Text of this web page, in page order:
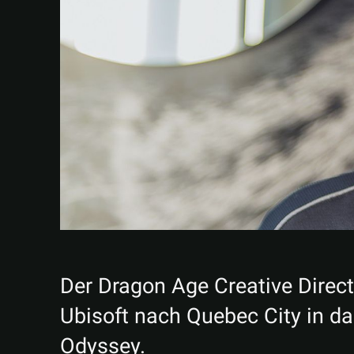
Der Dragon Age Creative
Ubisoft nach Quebec City in
Odyssey.